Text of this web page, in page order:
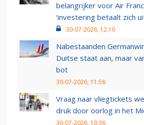
belangrijker voor Air
‘investering betaalt zich
30-07-2026, 12:10
Nabestaanden
Duitse staat aan, maar
bot
30-07-2026, 11:58
Vraag naar vliegtickets
druk door oorlog in het
30-07-2026, 10:36